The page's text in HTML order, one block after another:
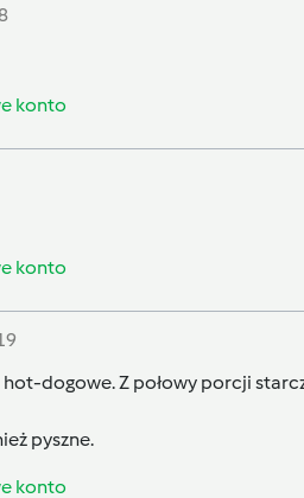
konto
konto
dogowe. Z połowy porcji
pyszne.
konto